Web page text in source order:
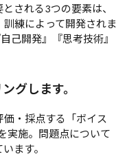
される3つの要素は、
練によって開発されま
己開発』『思考技術』
グします。
・採点する「ボイス
実施。問題点について
ます。